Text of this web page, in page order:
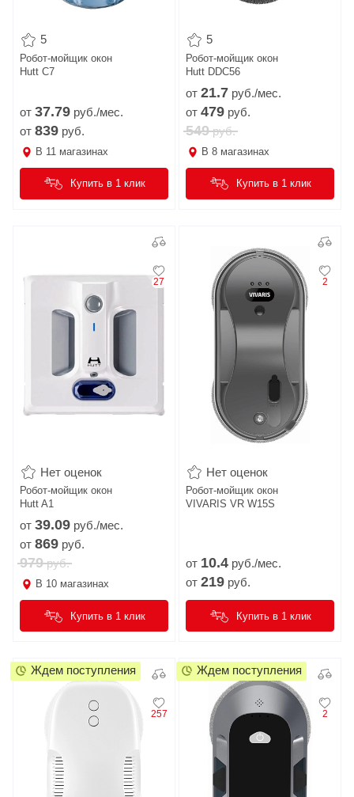
5
Робот-мойщик окон
Hutt C7
от 37.79 руб./мес.
от 839 руб.
В 11 магазинах
Купить в 1 клик
5
Робот-мойщик окон
Hutt DDC56
от 21.7 руб./мес.
от 479 руб.
549руб.
В 8 магазинах
Купить в 1 клик
27
Нет оценок
Робот-мойщик окон
Hutt A1
от 39.09 руб./мес.
от 869 руб.
979руб.
В 10 магазинах
Купить в 1 клик
2
Нет оценок
Робот-мойщик окон
VIVARIS VR W15S
от 10.4 руб./мес.
от 219 руб.
Купить в 1 клик
257
Ждем поступления
2
Ждем поступления